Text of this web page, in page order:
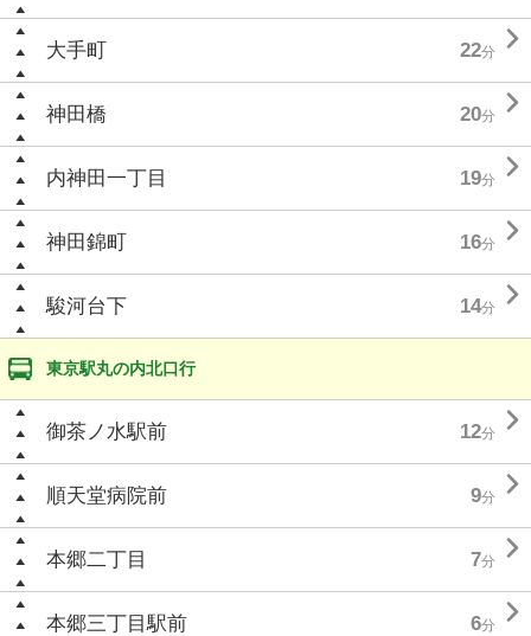
大手町 22分 
神田橋 20分 
内神田一丁目 19分 
神田錦町 16分 
駿河台下 14分 
東京駅丸の内北口行
御茶ノ水駅前 12分 
順天堂病院前 9分 
本郷二丁目 7分 
本郷三丁目駅前 6分 